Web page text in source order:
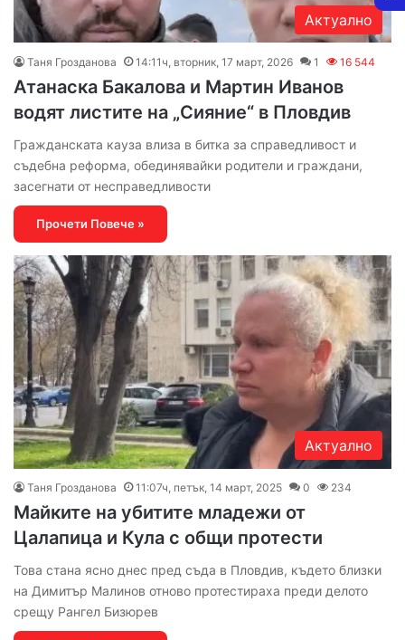
Актуално
Таня Грозданова 14:11ч, вторник, 17 март, 2026 1 16 544
Атанаска Бакалова и Мартин Иванов
водят листите на „Сияние“ в Пловдив
Гражданската кауза влиза в битка за справедливост и
съдебна реформа, обединявайки родители и граждани,
засегнати от несправедливости
Прочети Повече »
Актуално
Таня Грозданова 11:07ч, петък, 14 март, 2025 0 234
Майките на убитите младежи от
Цалапица и Кула с общи протести
Това стана ясно днес пред съда в Пловдив, където близки
на Димитър Малинов отново протестираха преди делото
срещу Рангел Бизюрев